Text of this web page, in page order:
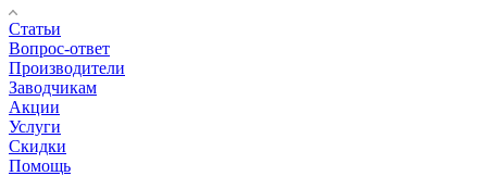
Статьи
Вопрос-ответ
Производители
Заводчикам
Акции
Услуги
Скидки
Помощь